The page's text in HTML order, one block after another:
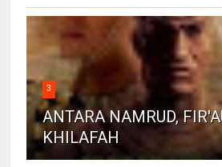
3
ANTARA NAMRUD,
KHILAFAH